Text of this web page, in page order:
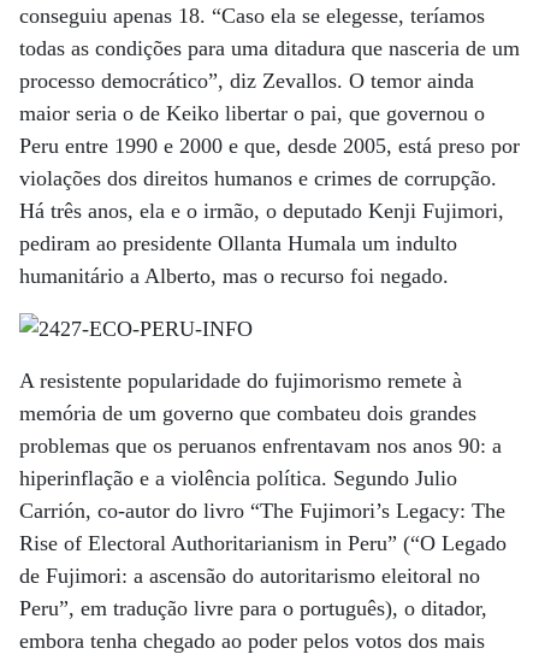
conseguiu apenas 18. “Caso ela se elegesse, teríamos
todas as condições para uma ditadura que nasceria de um
processo democrático”, diz Zevallos. O temor ainda
maior seria o de Keiko libertar o pai, que governou o
Peru entre 1990 e 2000 e que, desde 2005, está preso por
violações dos direitos humanos e crimes de corrupção.
Há três anos, ela e o irmão, o deputado Kenji Fujimori,
pediram ao presidente Ollanta Humala um indulto
humanitário a Alberto, mas o recurso foi negado.
A resistente popularidade do fujimorismo remete à
memória de um governo que combateu dois grandes
problemas que os peruanos enfrentavam nos anos 90: a
hiperinflação e a violência política. Segundo Julio
Carrión, co-autor do livro “The Fujimori’s Legacy: The
Rise of Electoral Authoritarianism in Peru” (“O Legado
de Fujimori: a ascensão do autoritarismo eleitoral no
Peru”, em tradução livre para o português), o ditador,
embora tenha chegado ao poder pelos votos dos mais